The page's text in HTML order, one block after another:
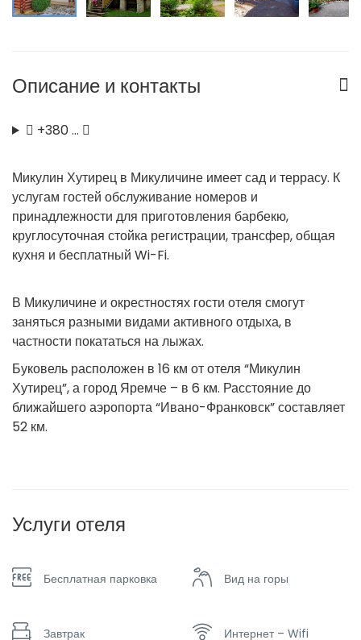
Описание и контакты
+380 …
Микулин Хутирец в Микуличине имеет сад и террасу. К
услугам гостей обслуживание номеров и
принадлежности для приготовления барбекю,
круглосуточная стойка регистрации, трансфер, общая
кухня и бесплатный Wi-Fi.
В Микуличине и окрестностях гости отеля смогут
заняться разными видами активного отдыха, в
частности покататься на лыжах.
Буковель расположен в 16 км от отеля “Микулин
Хутирец”, а город Яремче – в 6 км. Расстояние до
ближайшего аэропорта “Ивано-Франковск” составляет
52 км.
Услуги отеля
Бесплатная парковка Вид на горы
Завтрак Интернет – Wifi